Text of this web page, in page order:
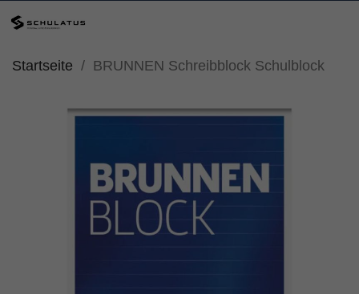
Startseite BRUNNEN Schreibblock Schulblock